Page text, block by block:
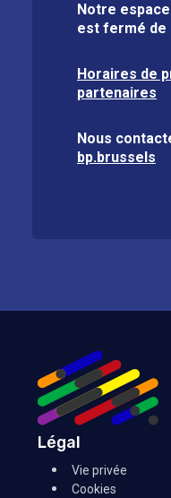
Notre
est fermé de
Horaires de
partenaires
Nous
bp.brussels
Légal
Vie privée
Cookies